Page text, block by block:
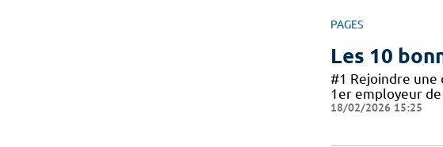
PAGES
Les 10
#1 Rejoindre une
1er employeur de
18/02/2026 15:25